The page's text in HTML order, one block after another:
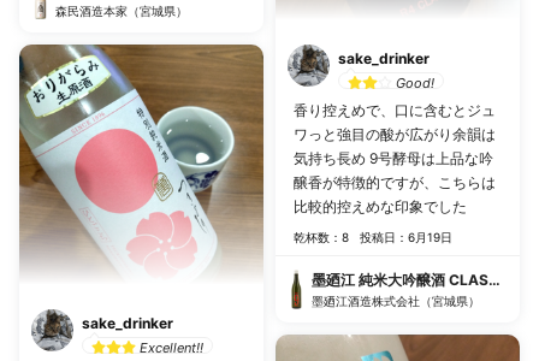
森民酒造本家（宮城県）
sake_drinker
Excellent!!
sake_drinker
Good!
香り控えめで、口に含むとジュ
ワっと強目の酸が広がり余韻は
気持ち長め 9号酵母は上品な吟
醸香が特徴的ですが、こちらは
比較的控えめな印象でした
乾杯数：8 投稿日：6月19日
墨廼江 純米大吟醸酒 CLASSIC
墨廼江酒造株式会社（宮城県）